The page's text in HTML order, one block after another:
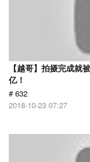
【越哥】拍摄完成就
亿！
# 632
2018-10-23 07:27